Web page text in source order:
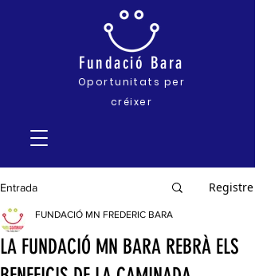
Fundació Bara
Oportunitats per
créixer
Entrada Registre
LA FUNDACIÓ MN BARA REBRÀ ELS
FUNDACIÓ MN FREDERIC BARA